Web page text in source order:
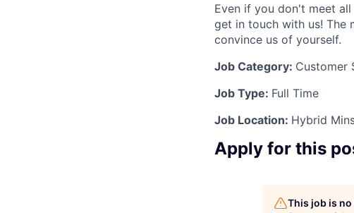
Even if you don't meet
get in touch with us! The
convince us of yourself.
Job Category: Customer
Job Type: Full Time
Job Location: Hybrid
Apply for this
This job is